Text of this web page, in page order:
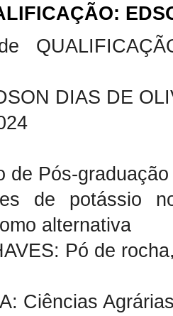
DIAS DE
de Pós-
de potássio
alternativa
Pó de
Ciências